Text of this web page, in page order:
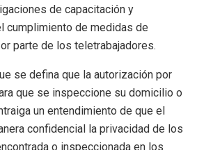
de capacitación y
cumplimiento de medidas de
parte de los teletrabajadores.
se defina que la autorización por
que se inspeccione su domicilio o
un entendimiento de que el
confidencial la privacidad de los
o inspeccionada en los